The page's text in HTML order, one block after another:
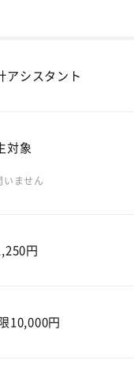
アシスタント
対象
ません
円
10,000円